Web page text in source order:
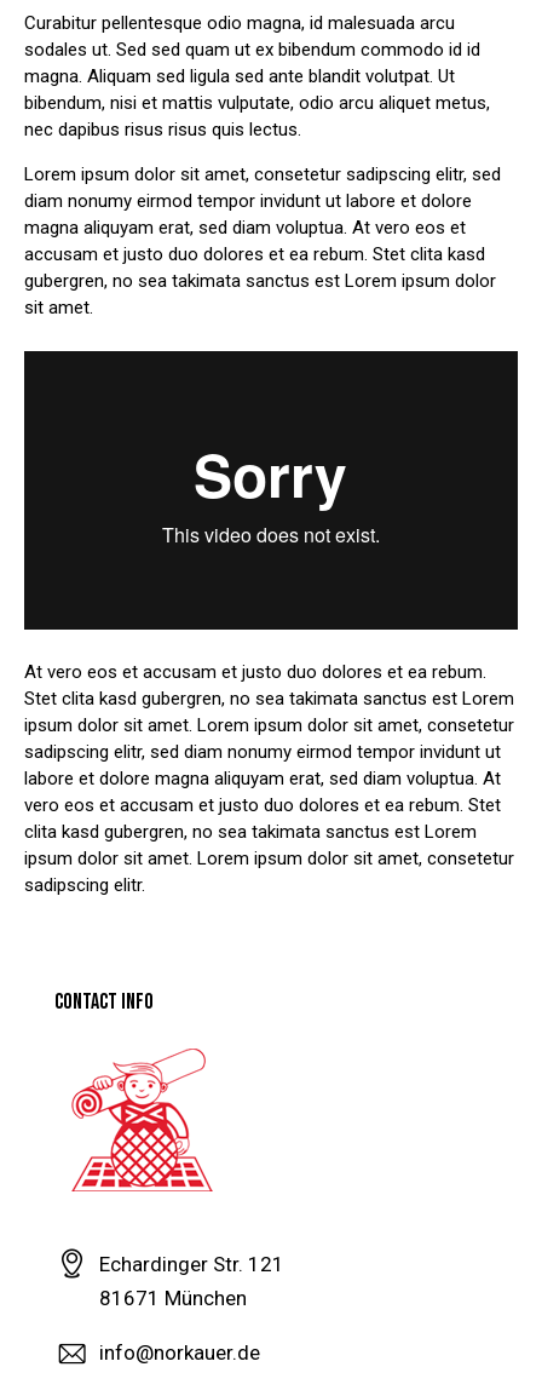
Curabitur pellentesque odio magna, id malesuada arcu
sodales ut. Sed sed quam ut ex bibendum commodo id id
magna. Aliquam sed ligula sed ante blandit volutpat. Ut
bibendum, nisi et mattis vulputate, odio arcu aliquet metus,
nec dapibus risus risus quis lectus.
Lorem ipsum dolor sit amet, consetetur sadipscing elitr, sed
diam nonumy eirmod tempor invidunt ut labore et dolore
magna aliquyam erat, sed diam voluptua. At vero eos et
accusam et justo duo dolores et ea rebum. Stet clita kasd
gubergren, no sea takimata sanctus est Lorem ipsum dolor
sit amet.
At vero eos et accusam et justo duo dolores et ea rebum.
Stet clita kasd gubergren, no sea takimata sanctus est Lorem
ipsum dolor sit amet. Lorem ipsum dolor sit amet, consetetur
sadipscing elitr, sed diam nonumy eirmod tempor invidunt ut
labore et dolore magna aliquyam erat, sed diam voluptua. At
vero eos et accusam et justo duo dolores et ea rebum. Stet
clita kasd gubergren, no sea takimata sanctus est Lorem
ipsum dolor sit amet. Lorem ipsum dolor sit amet, consetetur
sadipscing elitr.
CONTACT INFO
Echardinger Str. 121
81671 München
info@norkauer.de